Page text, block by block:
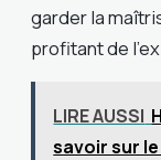
garder la
profitant de
LIRE AUSSI
savoir sur